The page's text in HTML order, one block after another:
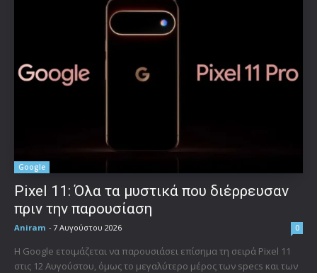
Google
Pixel 11: Όλα τα μυστικά που διέρρευσαν
πριν την παρουσίαση
Aniram - 7 Αυγούστου 2026 0
Η Google ετοιμάζεται να παρουσιάσει επίσημα τη σειρά Pixel 11
στις 12 Αυγούστου, όμως το μεγαλύτερο μέρος των specs και των